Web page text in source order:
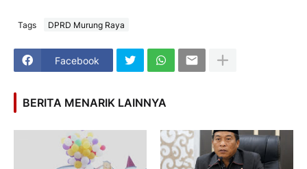
Tags DPRD Murung Raya
Facebook
BERITA MENARIK LAINNYA